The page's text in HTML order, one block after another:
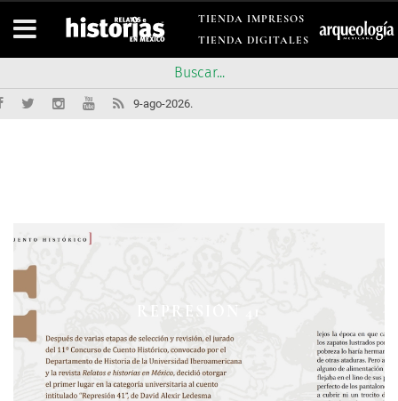
TIENDA IMPRESOS
TIENDA DIGITALES
9-ago-2026.
REPRESIÓN 41
ROSARIO
LAS FOTOS DEL FUSILAMIENTO
AGUA TAL COMO SANGRE